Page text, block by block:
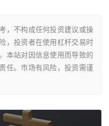
，不构成任何投资建议或操
，投资者在使用杠杆交易时
本站对因信息使用而导致的
任。市场有风险，投资需谨